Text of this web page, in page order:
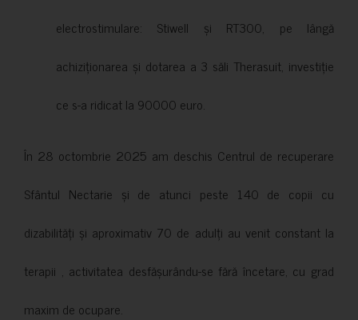
electrostimulare: Stiwell și RT300, pe lângă
achiziționarea și dotarea a 3 săli Therasuit, investiție
ce s-a ridicat la 90000 euro.
În 28 octombrie 2025 am deschis Centrul de recuperare
Sfântul Nectarie și de atunci peste 140 de copii cu
dizabilități și aproximativ 70 de adulți au venit constant la
terapii , activitatea desfășurându-se fără încetare, cu grad
maxim de ocupare.